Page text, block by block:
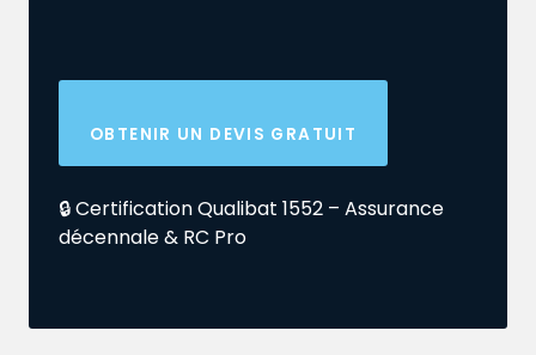
OBTENIR UN DEVIS GRATUIT
🔒 Certification Qualibat 1552 – Assurance
décennale & RC Pro